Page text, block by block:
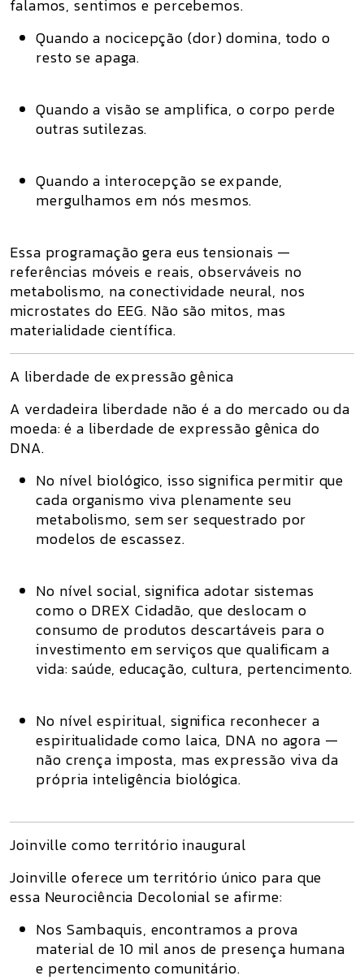
falamos, sentimos e percebemos.
Quando a nocicepção (dor) domina, todo o
resto se apaga.
Quando a visão se amplifica, o corpo perde
outras sutilezas.
Quando a interocepção se expande,
mergulhamos em nós mesmos.
Essa programação gera eus tensionais —
referências móveis e reais, observáveis no
metabolismo, na conectividade neural, nos
microstates do EEG. Não são mitos, mas
materialidade científica.
A liberdade de expressão gênica
A verdadeira liberdade não é a do mercado ou da
moeda: é a liberdade de expressão gênica do
DNA.
No nível biológico, isso significa permitir que
cada organismo viva plenamente seu
metabolismo, sem ser sequestrado por
modelos de escassez.
No nível social, significa adotar sistemas
como o DREX Cidadão, que deslocam o
consumo de produtos descartáveis para o
investimento em serviços que qualificam a
vida: saúde, educação, cultura, pertencimento.
No nível espiritual, significa reconhecer a
espiritualidade como laica, DNA no agora —
não crença imposta, mas expressão viva da
própria inteligência biológica.
Joinville como território inaugural
Joinville oferece um território único para que
essa Neurociência Decolonial se afirme:
Nos Sambaquis, encontramos a prova
material de 10 mil anos de presença humana
e pertencimento comunitário.